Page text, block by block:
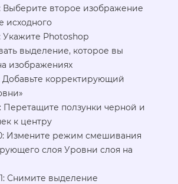
Выберите второе изображение
исходного
Укажите Photoshop
выделение, которое вы
изображениях
Добавьте корректирующий
Перетащите ползунки черной и
к центру
Измените режим смешивания
слоя Уровни слоя на
Снимите выделение